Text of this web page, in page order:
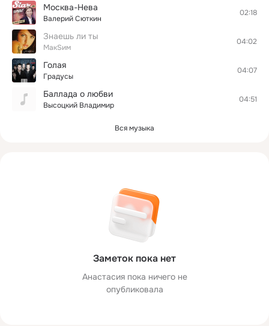
Москва-Нева
Валерий Сюткин
02:18
Знаешь ли ты
МакSим
04:02
Голая
Градусы
04:07
Баллада о любви
Высоцкий Владимир
04:51
Вся музыка
Заметок пока нет
Анастасия пока ничего не
опубликовала